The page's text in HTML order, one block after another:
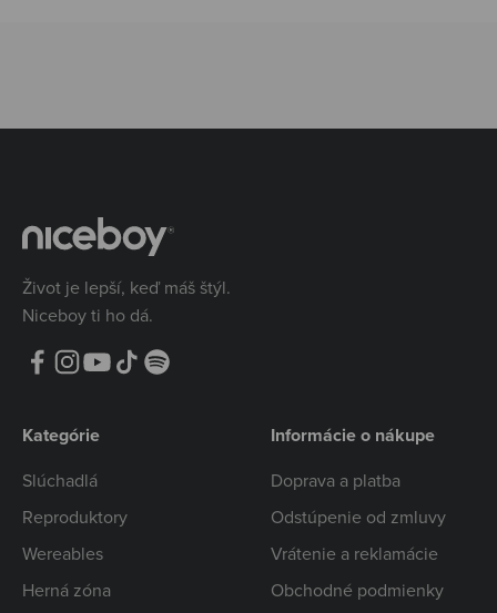
Život je lepší, keď máš štýl.
Niceboy ti ho dá.
Kategórie
Slúchadlá
Reproduktory
Wereables
Herná zóna
Informácie o nákupe
Doprava a platba
Odstúpenie od zmluvy
Vrátenie a reklamácie
Obchodné podmienky